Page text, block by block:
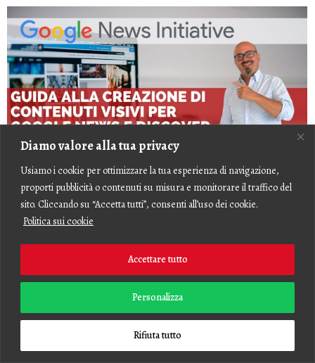
Diamo valore alla tua privacy
Usiamo i cookie per ottimizzare la tua esperienza di navigazione,
proporti pubblicità o contenuti su misura e monitorare il traffico del
sito. Cliccando su “Accetta tutti”, consenti all’uso dei cookie.
Politica sui cookie
Personalizza
Rifiuta tutto
Accettare tutto
Guida alla Creazione di Contenuti Visivi per
Google News e Discover
Quando si parla di SEO per Google News e Google
Discover, il contenuto testuale non…
Leggi Tutto